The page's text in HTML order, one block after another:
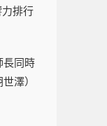
排行
長同時
澤）